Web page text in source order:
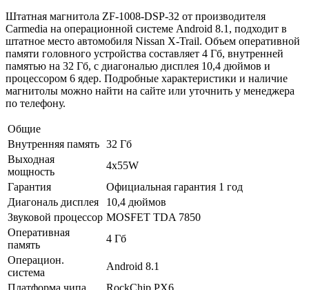
Штатная магнитола ZF-1008-DSP-32 от производителя
Carmedia на операционной системе Android 8.1, подходит в
штатное место автомобиля Nissan X-Trail. Объем оперативной
памяти головного устройства составляет 4 Гб, внутренней
памятью на 32 Гб, с диагональю дисплея 10,4 дюймов и
процессором 6 ядер. Подробные характеристики и наличие
магнитолы можно найти на сайте или уточнить у менеджера
по телефону.
Общие
Внутренняя память 32 Гб
Выходная
мощность
4x55W
Гарантия
Официальная гарантия 1 год
Диагональ дисплея
10,4 дюймов
Звуковой процессор MOSFET TDA 7850
Оперативная
память
4 Гб
Операцион.
система
Android 8.1